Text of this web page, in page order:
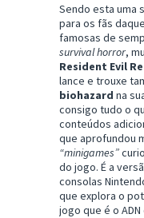
Sendo esta uma
para os fãs
famosas de
survival horror,
Resident Evil
lance e trouxe
biohazard na
consigo tudo o
conteúdos
que aprofundou
“minigames”
do jogo. É a
consolas
que explora o
jogo que é o